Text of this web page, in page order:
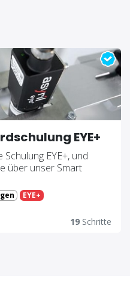
EYE+
EYE+, und
über unser Smart
EYE+
19 Schritte